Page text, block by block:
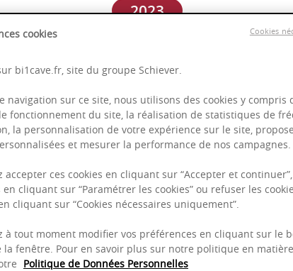
2023
Puissant
Complexité
cookies
bi1cave.fr, site du groupe Schiever.
navigation sur ce site, nous utilisons des cookies y compris
fonctionnement du site, la réalisation de statistiques de
la personnalisation de votre expérience sur le site,
et mesurer la performance de nos campagnes.
accepter ces cookies en cliquant sur “Accepter et
cliquant sur “Paramétrer les cookies” ou refuser les
cliquant sur “Cookies nécessaires uniquement”.
à tout moment modifier vos préférences en cliquant sur le
la fenêtre. Pour en savoir plus sur notre politique en
Politique de Données Personnelles
Cookies